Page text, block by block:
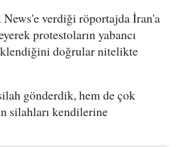
News'e verdiği röportajda İran'a
protestoların yabancı
doğrular nitelikte
gönderdik, hem de çok
silahları kendilerine